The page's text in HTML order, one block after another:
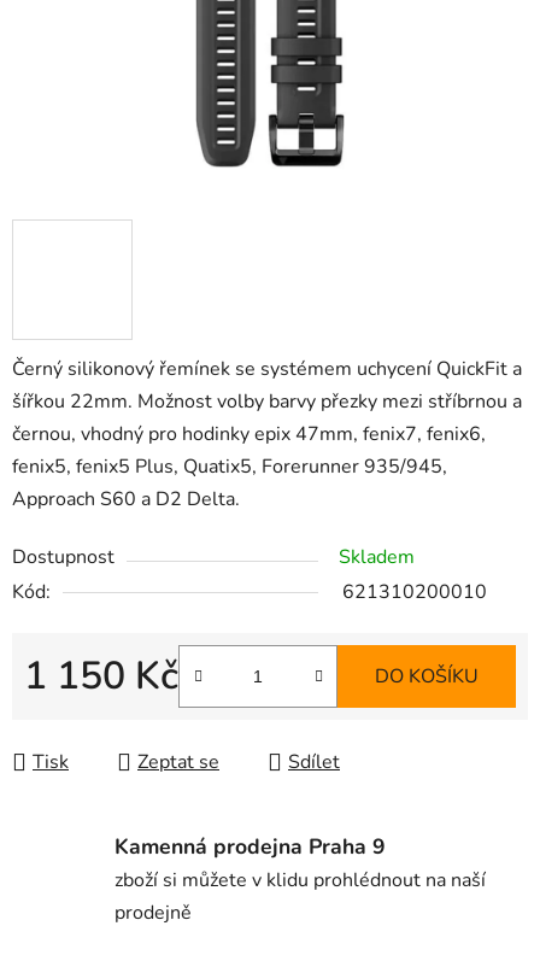
Černý silikonový řemínek se systémem uchycení QuickFit a
šířkou 22mm. Možnost volby barvy přezky mezi stříbrnou a
černou, vhodný pro hodinky epix 47mm, fenix7, fenix6,
fenix5, fenix5 Plus, Quatix5, Forerunner 935/945,
Approach S60 a D2 Delta.
Dostupnost
Skladem
Kód:
621310200010
1 150 Kč DO KOŠÍKU
Tisk Zeptat se Sdílet
Kamenná prodejna Praha 9
zboží si můžete v klidu prohlédnout na naší
prodejně